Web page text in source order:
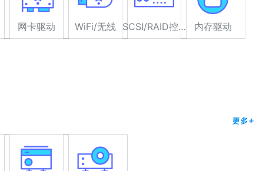
网卡驱动 WiFi/无线 SCSI/RAID控制器驱动 内存驱动
更多+